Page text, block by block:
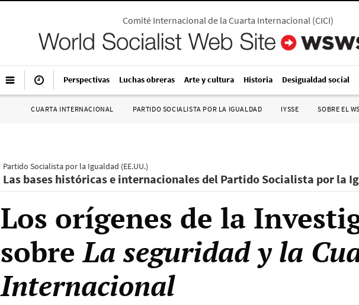
Comité Internacional de la Cuarta Internacional (CICI)
Perspectivas Luchas obreras Arte y cultura Historia Desigualdad social
CUARTA INTERNACIONAL PARTIDO SOCIALISTA POR LA IGUALDAD IYSSE SOBRE EL
Partido Socialista por la Igualdad (EE.UU.)
Las bases históricas e internacionales del Partido Socialista por la
Los orígenes de la
sobreLa seguridad y la
Internacional